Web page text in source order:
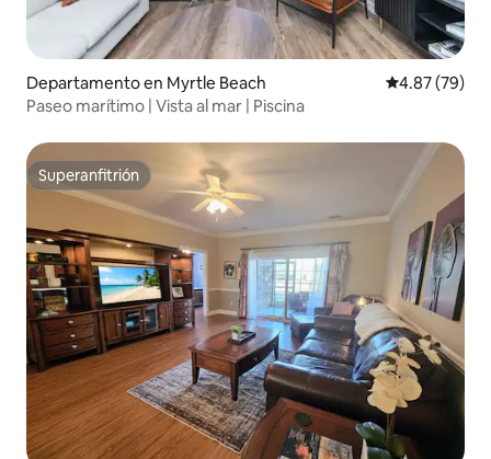
Departamento en Myrtle Beach Calificación
4.87 (79)
Paseo marítimo | Vista al mar | Piscina
Superanfitrión
Superanfitrión